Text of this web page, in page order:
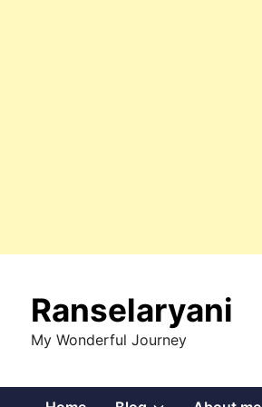
contentRanselaryani
My Wonderful Journey